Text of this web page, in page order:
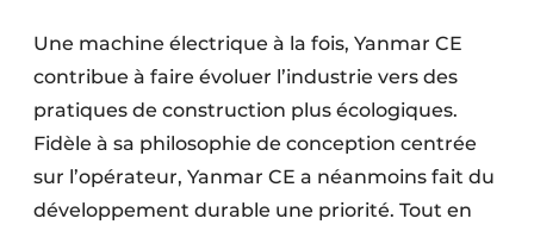
Une machine électrique à la fois, Yanmar CE
contribue à faire évoluer l’industrie vers des
pratiques de construction plus écologiques.
Fidèle à sa philosophie de conception centrée
sur l’opérateur, Yanmar CE a néanmoins fait du
développement durable une priorité. Tout en